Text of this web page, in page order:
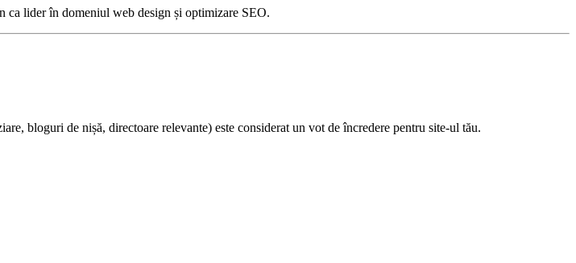
ca lider în domeniul web design și optimizare SEO.
bloguri de nișă, directoare relevante) este considerat un vot de încredere pentru site-ul tău.